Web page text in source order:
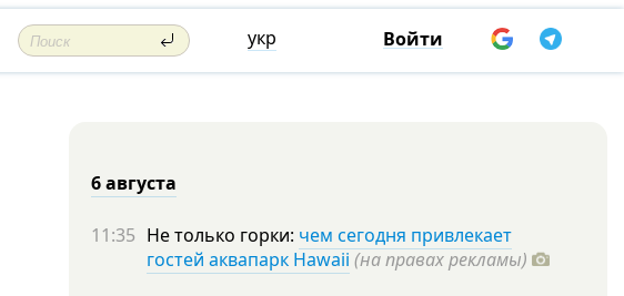
укр Войти
6 августа
11:35 Не только горки: чем сегодня привлекает
гостей аквапарк Hawaii (на правах рекламы)